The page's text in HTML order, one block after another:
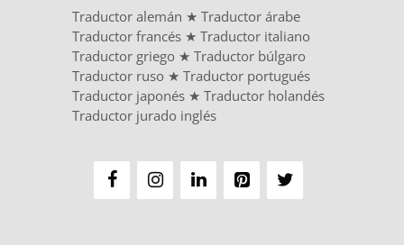
Traductor alemán ★ Traductor árabe
Traductor francés ★ Traductor italiano
Traductor griego ★ Traductor búlgaro
Traductor ruso ★ Traductor portugués
Traductor japonés ★ Traductor holandés
Traductor jurado inglés